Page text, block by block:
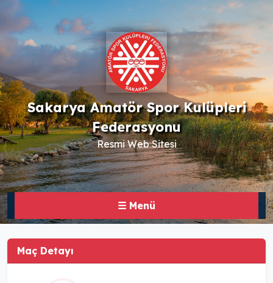
Sakarya Amatör Spor Kulüpleri
Federasyonu
Resmi Web Sitesi
☰ Menü
Maç Detayı